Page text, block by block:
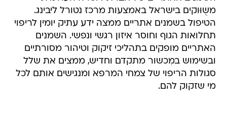
משֻוּוקים בישראל באמצעות מרכז נטורל ליבינג.
הטיפול בשמנים אתריים ממצה ידע עתיק יומין לריפוי
תחלואות הגוף וחוסר איזון רגשי ונפשי. השמנים
האתריים מופקים בתהליכי זיקוק וטיהור מסורתיים
ובשימוש במִכשור מתקדם וחדיש, ממצים את שלל
סגולות הריפוי של צמחי המרפא ומנגישים אותם לכל
מי שזקוק להם.